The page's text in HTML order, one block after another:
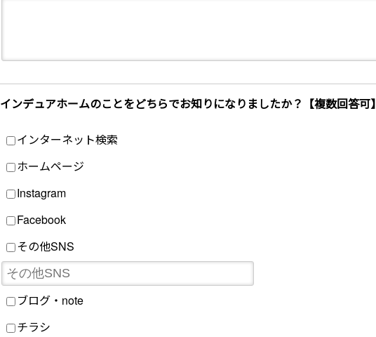
インデュアホームのことをどちらでお知りになりましたか？【複数回答可】
インターネット検索
ホームページ
Instagram
Facebook
その他SNS
ブログ・note
チラシ